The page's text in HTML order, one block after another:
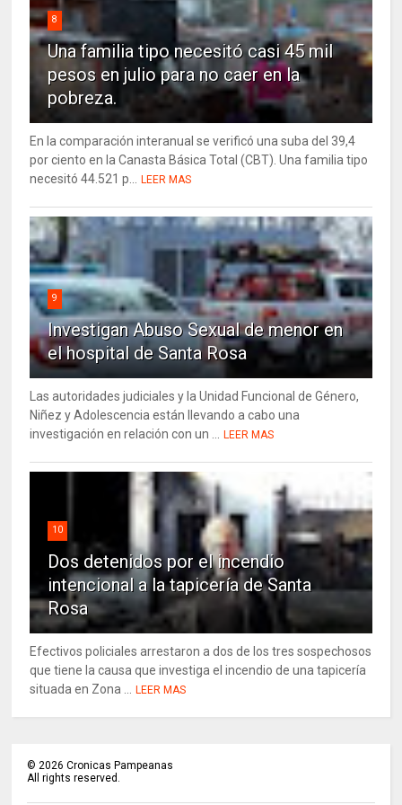
8
Una familia tipo necesitó casi 45 mil
pesos en julio para no caer en la
pobreza.
En la comparación interanual se verificó una suba del 39,4
por ciento en la Canasta Básica Total (CBT). Una familia tipo
necesitó 44.521 p...
LEER MAS
9
Investigan Abuso Sexual de menor en
el hospital de Santa Rosa
Las autoridades judiciales y la Unidad Funcional de Género,
Niñez y Adolescencia están llevando a cabo una
investigación en relación con un ...
LEER MAS
10
Dos detenidos por el incendio
intencional a la tapicería de Santa
Rosa
Efectivos policiales arrestaron a dos de los tres sospechosos
que tiene la causa que investiga el incendio de una tapicería
situada en Zona ...
LEER MAS
© 2026 Cronicas Pampeanas
All rights reserved.